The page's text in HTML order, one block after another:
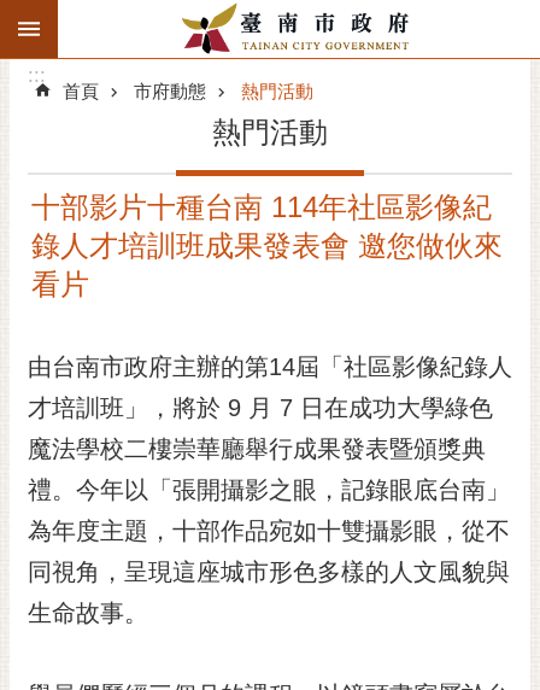
跳到主要內容區塊
搜
階
精彩府城
市府動態
市政資訊
市民互動
黃
偉
哲
:::
:::
首頁 市府動態 熱門活動
熱門活動
十部影片十種台南 114年社區影像紀
錄人才培訓班成果發表會 邀您做伙來
看片
由台南市政府主辦的第14屆「社區影像紀錄人
才培訓班」，將於 9 月 7 日在成功大學綠色
魔法學校二樓崇華廳舉行成果發表暨頒獎典
禮。今年以「張開攝影之眼，記錄眼底台南」
為年度主題，十部作品宛如十雙攝影眼，從不
同視角，呈現這座城市形色多樣的人文風貌與
生命故事。